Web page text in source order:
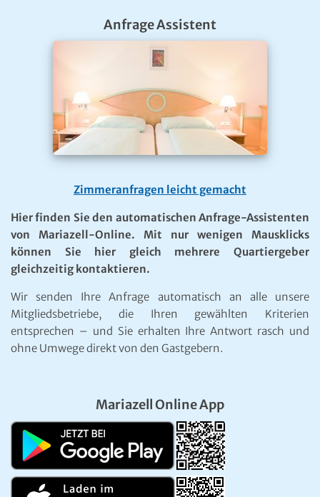
Anfrage Assistent
Zimmeranfragen leicht gemacht
Hier finden Sie den automatischen Anfrage-Assistenten
von Mariazell-Online. Mit nur wenigen Mausklicks
können Sie hier gleich mehrere Quartiergeber
gleichzeitig kontaktieren.
Wir senden Ihre Anfrage automatisch an alle unsere
Mitgliedsbetriebe, die Ihren gewählten Kriterien
entsprechen – und Sie erhalten Ihre Antwort rasch und
ohne Umwege direkt von den Gastgebern.
Mariazell Online App